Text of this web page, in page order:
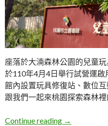
座落於大湳森林公園的兒童
於110年4月4日舉行試營運啟
館內設置玩具修復站、數位
跟我們一起來桃園探索森林
Continue reading 桃園八德。
→